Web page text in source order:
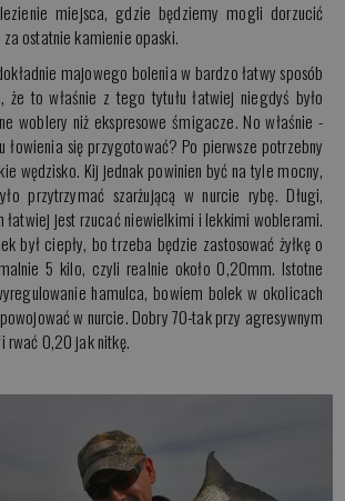
miejsca, gdzie będziemy mogli dorzucić
ostatnie kamienie opaski.
majowego bolenia w bardzo łatwy sposób
że to właśnie z tego tytułu łatwiej niegdyś było
woblery niż ekspresowe śmigacze. No właśnie -
łowienia się przygotować? Po pierwsze potrzebny
wędzisko. Kij jednak powinien być na tyle mocny,
przytrzymać szarżującą w nurcie rybę. Długi,
jest rzucać niewielkimi i lekkimi woblerami.
był ciepły, bo trzeba będzie zastosować żyłkę o
5 kilo, czyli realnie około 0,20mm. Istotne
hamulca, bowiem bolek w okolicach
w nurcie. Dobry 70-tak przy agresywnym
rwać 0,20 jak nitkę.